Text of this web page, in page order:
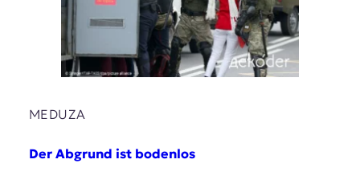
MEDUZA
Der Abgrund ist bodenlos